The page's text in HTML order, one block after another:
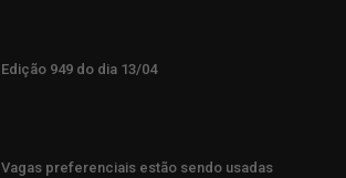
Edição 949 do dia 13/04
Vagas preferenciais estão sendo usadas